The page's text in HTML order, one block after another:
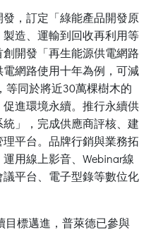
，訂定「綠能產品開發原
造、運輸到回收再利用等
開發「再生能源供電網路
網路使用十年為例，可減
等同於將近30萬棵樹木的
進環境永續。推行永續供
」，完成供應商評核、建
平台。品牌行銷與業務拓
用線上影音、Webinar線
議平台、電子型錄等數位化
目標邁進，普萊德已參與